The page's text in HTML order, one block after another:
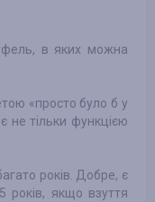
в яких можна
«просто було б у
не тільки функцією
років. Добре, є
років, якщо взуття